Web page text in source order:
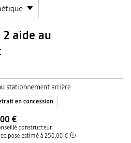
2 aide au
stationnement arrière
en concession
€
constructeur
pose estimé à 250,00 €